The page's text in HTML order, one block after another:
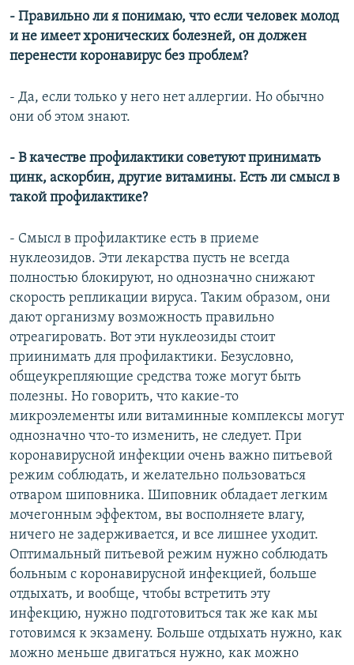
- Правильно ли я понимаю, что если человек молод
и не имеет хронических болезней, он должен
перенести коронавирус без проблем?
- Да, если только у него нет аллергии. Но обычно
они об этом знают.
- В качестве профилактики советуют принимать
цинк, аскорбин, другие витамины. Есть ли смысл в
такой профилактике?
- Смысл в профилактике есть в приеме
нуклеозидов. Эти лекарства пусть не всегда
полностью блокируют, но однозначно снижают
скорость репликации вируса. Таким образом, они
дают организму возможность правильно
отреагировать. Вот эти нуклеозиды стоит
приинимать для профилактики. Безусловно,
общеукрепляющие средства тоже могут быть
полезны. Но говорить, что какие-то
микроэлементы или витаминные комплексы могут
однозначно что-то изменить, не следует. При
коронавирусной инфекции очень важно питьевой
режим соблюдать, и желательно пользоваться
отваром шиповника. Шиповник обладает легким
мочегонным эффектом, вы восполняете влагу,
ничего не задерживается, и все лишнее уходит.
Оптимальный питьевой режим нужно соблюдать
больным с коронавирусной инфекцией, больше
отдыхать, и вообще, чтобы встретить эту
инфекцию, нужно подготовиться так же как мы
готовимся к экзамену. Больше отдыхать нужно, как
можно меньше двигаться нужно, как можно